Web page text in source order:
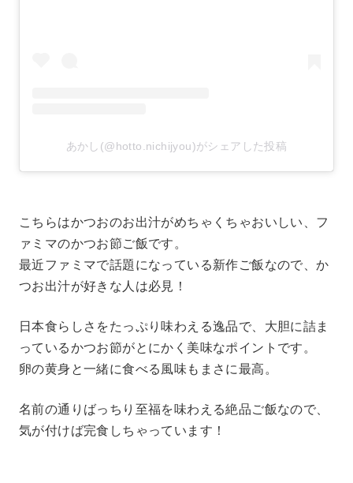
あかし(@hotto.nichijyou)がシェアした投稿
こちらはかつおのお出汁がめちゃくちゃおいしい、フ
ァミマのかつお節ご飯です。
最近ファミマで話題になっている新作ご飯なので、か
つお出汁が好きな人は必見！
日本食らしさをたっぷり味わえる逸品で、大胆に詰ま
っているかつお節がとにかく美味なポイントです。
卵の黄身と一緒に食べる風味もまさに最高。
名前の通りばっちり至福を味わえる絶品ご飯なので、
気が付けば完食しちゃっています！